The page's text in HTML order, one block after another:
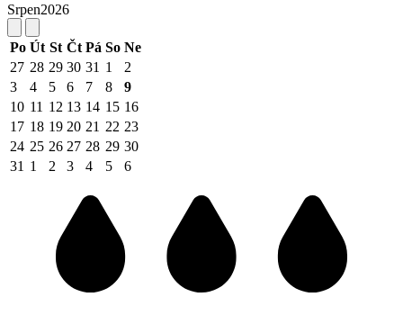
Srpen2026
Po Út St Čt Pá So Ne
27 28 29 30 31 1
2
3
4 5 6 7 8
9
10 11 12 13 14 15 16
17 18 19 20 21 22 23
24 25 26 27 28 29 30
31 1 2 3 4 5 6